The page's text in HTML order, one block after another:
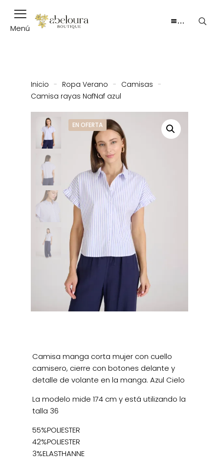
Menú
…
Inicio - Ropa Verano - Camisas -
Camisa rayas NafNaf azul
EN OFERTA
Camisa manga corta mujer con cuello
camisero, cierre con botones delante y
detalle de volante en la manga. Azul Cielo
La modelo mide 174 cm y está utilizando la
talla 36
55%POLIESTER
42%POLIESTER
3%ELASTHANNE